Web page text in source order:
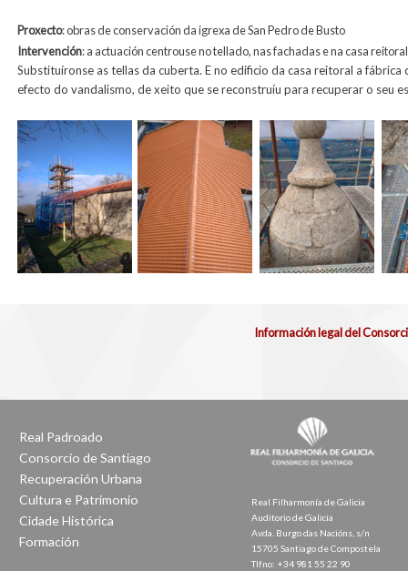
Proxecto: obras de conservación da igrexa de San Pedro de Busto
Intervención: a actuación centrouse no tellado, nas fachadas e na casa
Substituíronse as tellas da cuberta. E no edificio da casa reitoral a
efecto do vandalismo, de xeito que se reconstruíu para recuperar o seu
Información legal del
Real Padroado
Consorcio de Santiago
Recuperación Urbana
Cultura e Patrimonio
Cidade Histórica
Formación
Real Filharmonía de Galicia
Auditorio de Galicia
Avda. Burgo das Nacións, s/n
15705 Santiago de Compostela
Tlfno: +34 981 55 22 90